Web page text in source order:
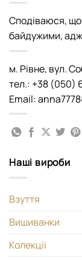
Сподіваюся,
байдужими,
м. Рівне, вул.
тел.: +38 (050)
Email:
Наші вироби
Взуття
Вишиванки
Колекціі